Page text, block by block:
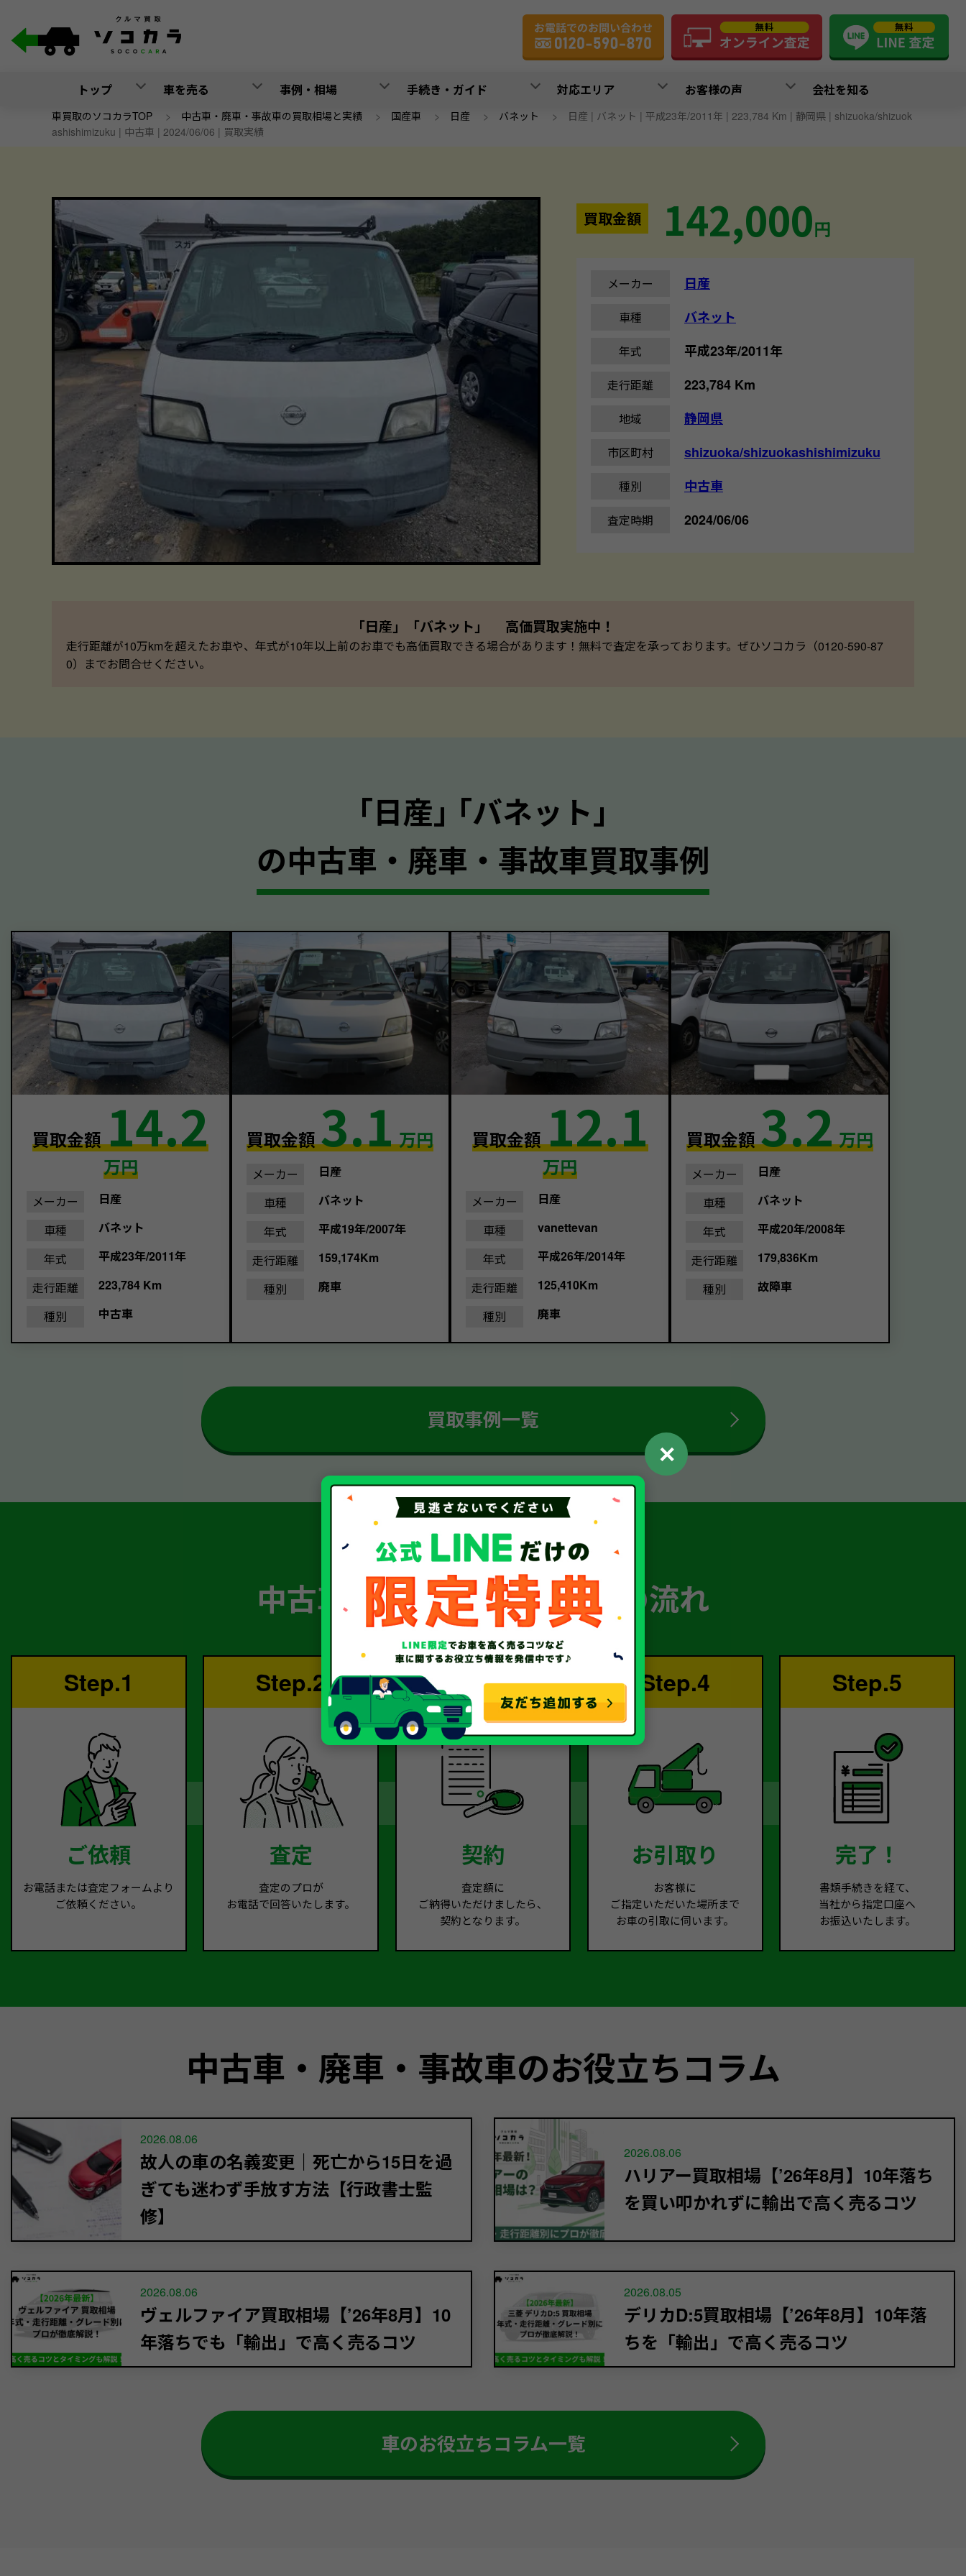
トップ 車を売る 事例・相場 手続き・ガイド 対応エリア お客様の声 会社を知る
車買取のソコカラTOP > 中古車・廃車・事故車の買取相場と実績 > 国産車 > 日産 > バネット > 日産 | バネット | 平成23年/2011年 | 223,784 Km | 静岡県 | shizuoka/shizuok
ashishimizuku | 中古車 | 2024/06/06 | 買取実績
買取金額 142,000円
メーカー 日産
車種 バネット
年式 平成23年/2011年
走行距離 223,784 Km
地域 静岡県
市区町村 shizuoka/shizuokashishimizuku
種別 中古車
査定時期 2024/06/06
「日産」「バネット」 高価買取実施中！
走行距離が10万kmを超えたお車や、年式が10年以上前のお車でも高価買取できる場合があります！無料で査定を承っております。ぜひソコカラ（0120-590-87
0）までお問合せください。
｢日産｣ ｢バネット｣
の中古車・廃車・事故車買取事例
買取金額14.2
万円
メーカー
日産
車種
バネット
年式
平成23年/2011年
走行距離
223,784 Km
種別
中古車
買取金額3.1 万円
メーカー
日産
車種
バネット
年式
平成19年/2007年
走行距離
159,174Km
種別
廃車
買取金額12.1
万円
メーカー
日産
車種
vanettevan
年式
平成26年/2014年
走行距離
125,410Km
種別
廃車
買取金額3.2 万円
メーカー
日産
車種
バネット
年式
平成20年/2008年
走行距離
179,836Km
種別
故障車
買取事例一覧
簡単 5ステップ！
中古車・廃車・事故車買取の流れ
Step.1
ご依頼
お電話または査定フォームより
ご依頼ください。
Step.2
査定
査定のプロが
お電話で回答いたします。
Step.3
契約
査定額に
ご納得いただけましたら、
契約となります。
Step.4
お引取り
お客様に
ご指定いただいた場所まで
お車の引取に伺います。
Step.5
完了！
書類手続きを経て、
当社から指定口座へ
お振込いたします。
中古車・廃車・事故車のお役立ちコラム
2026.08.06
故人の車の名義変更｜死亡から15日を過
ぎても迷わず手放す方法【行政書士監
修】
2026.08.06
ハリアー買取相場【’26年8月】10年落ち
を買い叩かれずに輸出で高く売るコツ
2026.08.06
ヴェルファイア買取相場【’26年8月】10
年落ちでも「輸出」で高く売るコツ
2026.08.05
デリカD:5買取相場【’26年8月】10年落
ちを「輸出」で高く売るコツ
車のお役立ちコラム一覧
✕